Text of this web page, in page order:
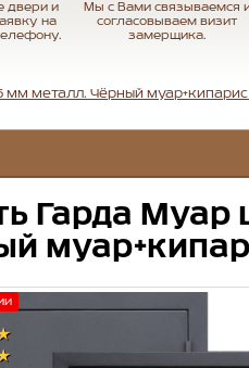
двери и
на
Мы с Вами связываемся
согласовываем визит
замерщика.
мм металл. Чёрный
Гарда Муар